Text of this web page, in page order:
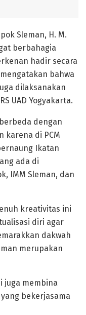
Sleman, H. M.
berbahagia
hadir secara
bahwa
dilaksanakan
UAD Yogyakarta.
dengan
karena di PCM
Ikatan
ada di
IMM Sleman, dan
kreativitas ini
diri agar
dakwah
merupakan
juga membina
bekerjasama